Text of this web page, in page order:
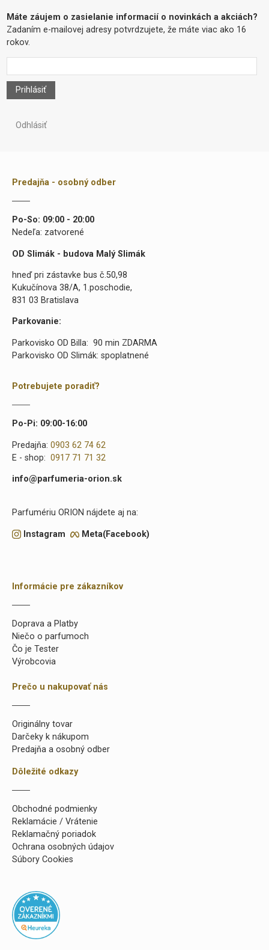
Máte záujem o zasielanie informacií o novinkách a akciách?
Zadaním e-mailovej adresy potvrdzujete, že máte viac ako 16
rokov.
Prihlásiť
Odhlásiť
Predajňa - osobný odber
Po-So: 09:00 - 20:00
Nedeľa: zatvorené
OD Slimák - budova Malý Slimák
hneď pri zástavke bus č.50,98
Kukučínova 38/A, 1.poschodie,
831 03 Bratislava
Parkovanie:
Parkovisko OD Billa: 90 min ZDARMA
Parkovisko OD Slimák: spoplatnené
Potrebujete poradiť?
Po-Pi: 09:00-16:00
Predajňa: 0903 62 74 62
E - shop: 0917 71 71 32
info@parfumeria-orion.sk
Parfumériu ORION nájdete aj na:
Instagram Meta(Facebook)
Informácie pre zákazníkov
Doprava a Platby
Niečo o parfumoch
Čo je Tester
Výrobcovia
Prečo u nakupovať nás
Originálny tovar
Darčeky k nákupom
Predajňa a osobný odber
Dôležité odkazy
Obchodné podmienky
Reklamácie / Vrátenie
Reklamačný poriadok
Ochrana osobných údajov
Súbory Cookies